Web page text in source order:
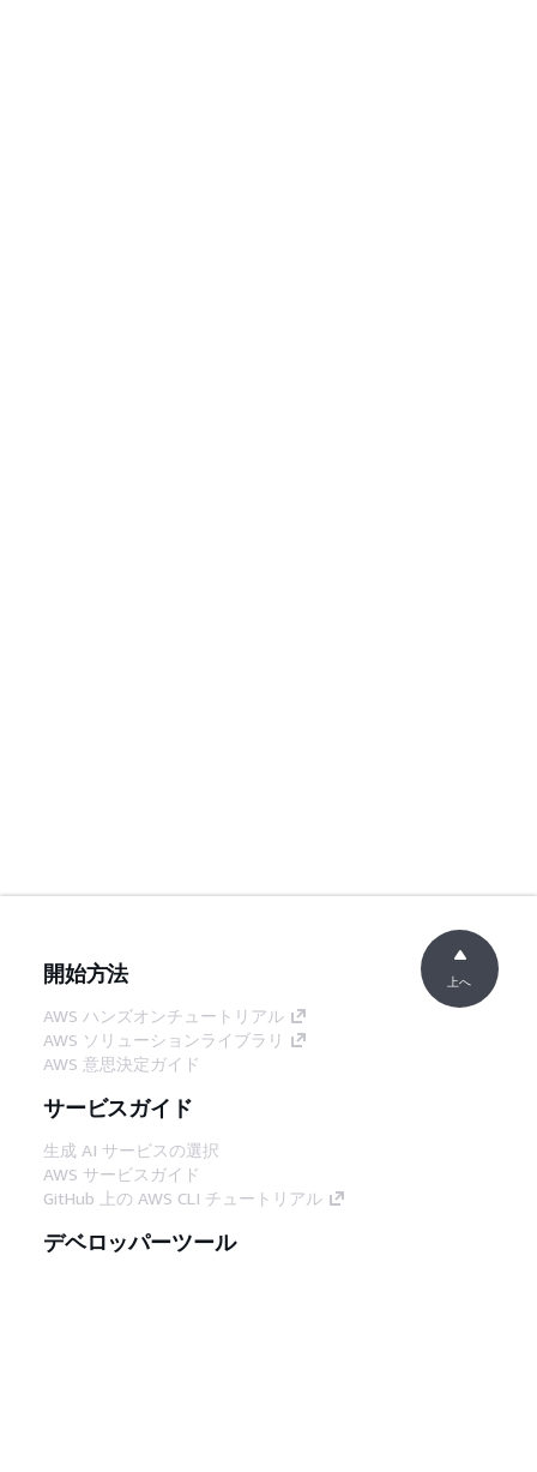
開始方法
AWS ハンズオンチュートリアル
AWS ソリューションライブラリ
AWS 意思決定ガイド
サービスガイド
生成 AI サービスの選択
AWS サービスガイド
GitHub 上の AWS CLI チュートリアル
デベロッパーツール
上へ